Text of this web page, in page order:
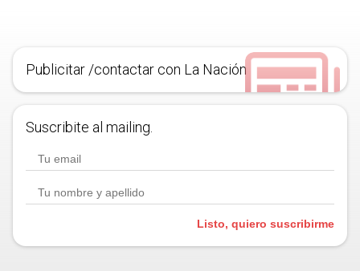
Publicitar /contactar con La Nación
Suscribite al mailing.
Listo, quiero suscribirme